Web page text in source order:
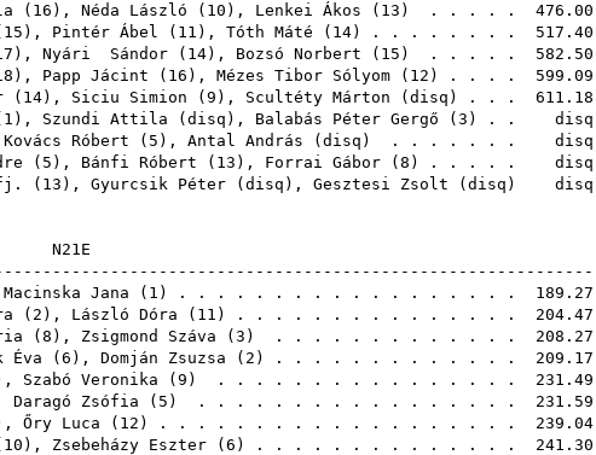
( 16 ), Néda László ( 10 ), Lenkei Ákos ( 13 ) . . . . . 476.00
15 ), Pintér Ábel ( 11 ), Tóth Máté ( 14) . . . . . . . . 517.40
), Nyári Sándor ( 14), Bozsó Norbert ( 15 ) . . . . . 582.50
), Papp Jácint ( 16 ), Mézes Tibor Sólyom ( 12 ) . . . . 599.09
( 14), Siciu Simion ( 9 ), Scultéty Márton ( disq ) . . . 611.18
1 ), Szundi Attila ( disq ), Balabás Péter Gergő ( 3 ) . . disq
Kovács Róbert ( 5 ), Antal András ( disq ) . . . . . . . disq
( 5 ), Bánfi Róbert ( 13 ), Forrai Gábor ( 8 ) . . . . . disq
( 13 ), Gyurcsik Péter ( disq ), Gesztesi Zsolt ( disq ) disq
N21E
Macinska Jana ( 1 ) . . . . . . . . . . . . . . . . . . 189.27
( 2 ), László Dóra ( 11 ) . . . . . . . . . . . . . . . 204.47
( 8 ), Zsigmond Száva ( 3 ) . . . . . . . . . . . . . 208.27
Éva ( 6 ), Domján Zsuzsa ( 2 ) . . . . . . . . . . . . . 209.17
Szabó Veronika ( 9 ) . . . . . . . . . . . . . . . . 231.49
Daragó Zsófia ( 5 ) . . . . . . . . . . . . . . . . . 231.59
Őry Luca ( 12 ) . . . . . . . . . . . . . . . . . . . 239.04
10 ), Zsebeházy Eszter ( 6 ) . . . . . . . . . . . . . . 241.30